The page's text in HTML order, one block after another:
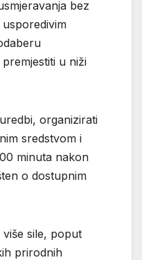
bez
u niži
organizirati
sredstvom i
minuta nakon
o dostupnim
sile, poput
prirodnih